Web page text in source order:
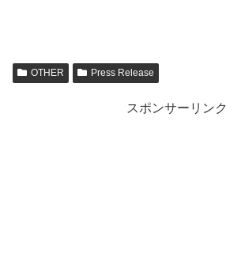
OTHER Press Release
スポンサーリンク